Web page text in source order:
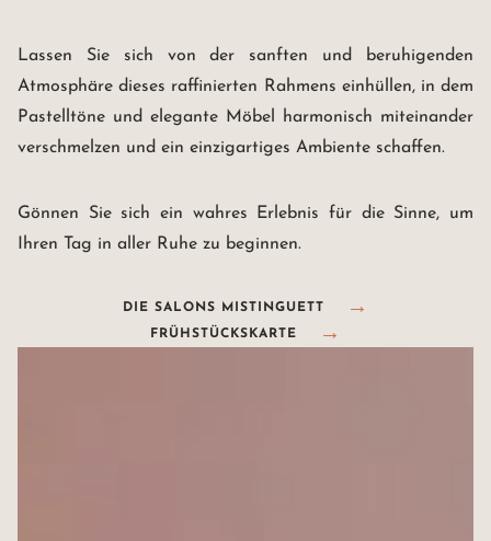
Lassen Sie sich von der sanften und beruhigenden
Atmosphäre dieses raffinierten Rahmens einhüllen, in dem
Pastelltöne und elegante Möbel harmonisch miteinander
verschmelzen und ein einzigartiges Ambiente schaffen.
Gönnen Sie sich ein wahres Erlebnis für die Sinne, um
Ihren Tag in aller Ruhe zu beginnen.
DIE SALONS MISTINGUETT
FRÜHSTÜCKSKARTE